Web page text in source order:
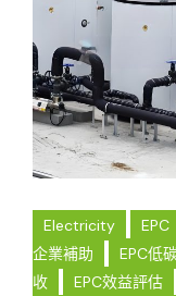
Electricity EPC
企業補助
EPC低
收
EPC效益評估